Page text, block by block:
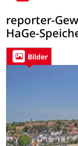
reporter-
HaGe-
Bilder